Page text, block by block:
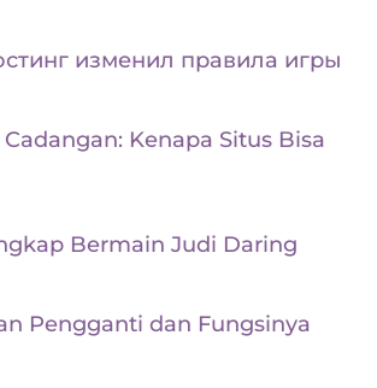
изменил правила игры
Kenapa Situs Bisa
Bermain Judi Daring
Pengganti dan Fungsinya